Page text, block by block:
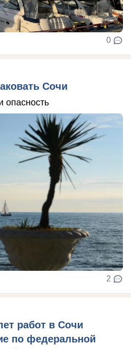
0
Сочи
опасность
2
работ в Сочи
по федеральной